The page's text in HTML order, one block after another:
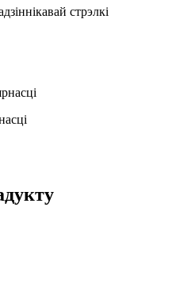
стрэлкі